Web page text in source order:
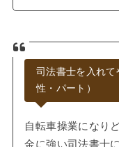
司法書士を入れ
性・パート）
自転車操業になり
金に強い司法書士